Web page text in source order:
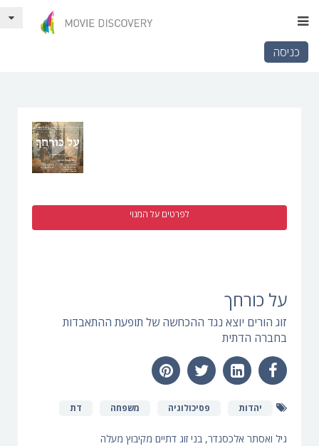
כניסה
לפרטים על המנוי
על כורחך
זוג הורים יוצא נגד ההכחשה של תופעת ההתאבדות
בחברה הדתית
יהדות פסיכולוגיה משפחה דת
גיל ואסתר אלכסנדר, בני זוג דתיים מקיבוץ מעלה